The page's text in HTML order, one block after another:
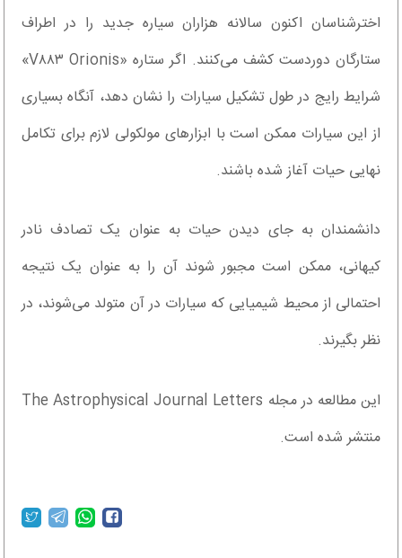
اخترشناسان اکنون سالانه هزاران سیاره جدید را در اطراف
ستارگان دوردست کشف می‌کنند. اگر ستاره «V۸۸۳ Orionis»
شرایط رایج در طول تشکیل سیارات را نشان دهد، آنگاه بسیاری
از این سیارات ممکن است با ابزارهای مولکولی لازم برای تکامل
نهایی حیات آغاز شده باشند.
دانشمندان به جای دیدن حیات به عنوان یک تصادف نادر
کیهانی، ممکن است مجبور شوند آن را به عنوان یک نتیجه
احتمالی از محیط شیمیایی که سیارات در آن متولد می‌شوند، در
نظر بگیرند.
این مطالعه در مجله The Astrophysical Journal Letters
منتشر شده است.